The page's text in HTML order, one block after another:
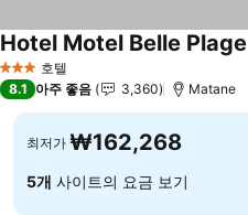
3 성급 호텔
Hotel Motel Belle Plage
8.1 아주 좋음 3,360 Matane
최저가 ₩162,268
5개 사이트의 요금 보기